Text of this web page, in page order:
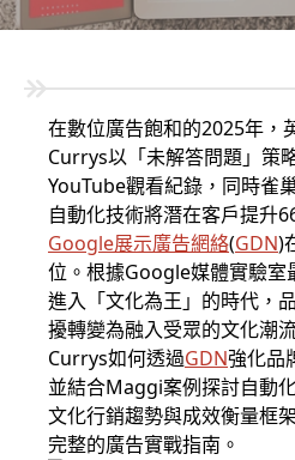
在數位廣告飽和的2025年，
Currys以「未解答問題」策
YouTube觀看紀錄，同時雀
自動化技術將潛在客戶提升
Google展示廣告網絡(GDN)
位。根據Google媒體實驗室
進入「文化為王」的時代，
擾轉變為融入受眾的文化潮
Currys如何透過GDN強化品
並結合Maggi案例探討自動
文化行銷趨勢與成效衡量框
完整的廣告實戰指南。